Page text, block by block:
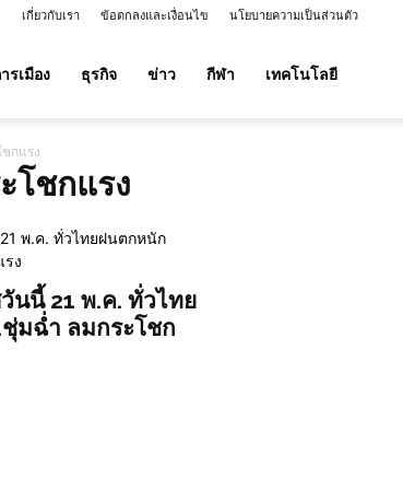
เกี่ยวกับเรา ข้อตกลงและเงื่อนไข นโยบายความเป็นส่วนตัว
รเมือง ธุรกิจ ข่าว กีฬา เทคโนโลยี
กแรง
โชกแรง
นนี้ 21 พ.ค. ทั่วไทย
มฉ่ำ ลมกระโชก